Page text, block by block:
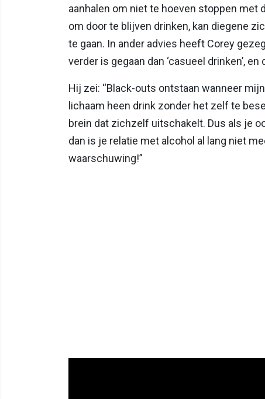
aanhalen om niet te hoeven stoppen met
om door te blijven drinken, kan diegene
te gaan. In ander advies heeft Corey
verder is gegaan dan ‘casueel drinken’,
Hij zei: “Black-outs ontstaan wanneer
lichaam heen drink zonder het zelf te
brein dat zichzelf uitschakelt. Dus als je
dan is je relatie met alcohol al lang niet
waarschuwing!”